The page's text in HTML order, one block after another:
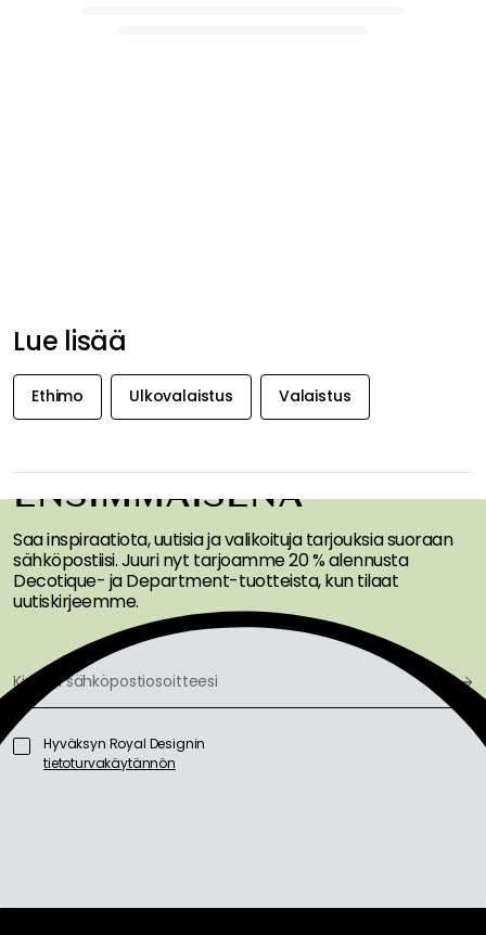
Lue lisää
Ethimo Ulkovalaistus Valaistus
SAA INSPIRAATIOTA &
TARJOUKSIA
ENSIMMÄISENÄ
Saa inspiraatiota, uutisia ja valikoituja tarjouksia suoraan
sähköpostiisi. Juuri nyt tarjoamme 20 % alennusta
Decotique- ja Department-tuotteista, kun tilaat
uutiskirjeemme.
Hyväksyn Royal Designin
tietoturvakäytännön